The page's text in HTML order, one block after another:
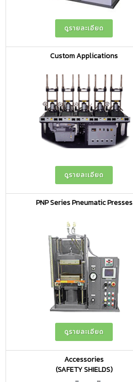
ดูรายละเอียด
Custom Applications
ดูรายละเอียด
PNP Series Pneumatic Presses
ดูรายละเอียด
Accessories
(SAFETY SHIELDS)